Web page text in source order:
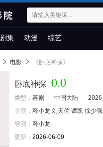
剧集 动漫 综艺
电影 《卧底神探》
卧底神探 0.0
类型： 喜剧 中国大陆
2026
主演： 释小龙 刘天佐 谭凯 徐少强
导演： 释小龙
更新： 2026-06-09